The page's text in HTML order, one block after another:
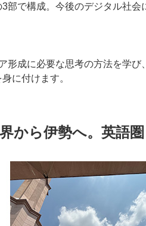
部で構成。今後のデジタル社
形成に必要な思考の方法を学
に付けます。
から伊勢へ。英語